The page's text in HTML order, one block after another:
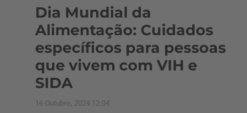
Dia Mundial da
Alimentação: Cuidados
específicos para pessoas
que vivem com VIH e
SIDA
16 Outubro, 2024 12:04